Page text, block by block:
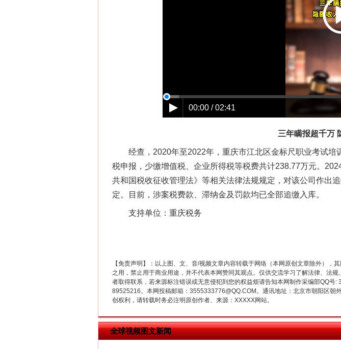
00:00 / 02:41
三年瞒报超千万
经查，2020年至2022年，重庆市江北区金标尺职业考试培
税申报，少缴增值税、企业所得税等税费共计238.77万元。
共和国税收征收管理法》等相关法律法规规定，对该公司作出
定。目前，涉案税费款、滞纳金及罚款均已全部追缴入库。
支持单位：重庆税务
【免责声明】：以上图、文、音/视频文章内容转载于网络（本网原创文章除外）
之用，禁止用于商业用途，并不代表本网赞同其观点。仅供交流学习了解法律、法
者取得联系，若来源标注错误或无意侵犯到您的权益烦请告知本网制作采编部QQ
89525216。本网投稿邮箱：3555333776@QQ.COM。通讯地址：北京市朝阳区
创权利，请转载时务必注明原创作者、来源：XXXXX网站。
全球视频图文新闻
茶叶“
这是一记警钟！